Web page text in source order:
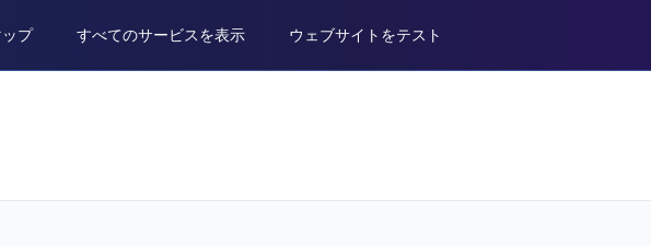
プ すべてのサービスを表示 ウェブサイトをテスト